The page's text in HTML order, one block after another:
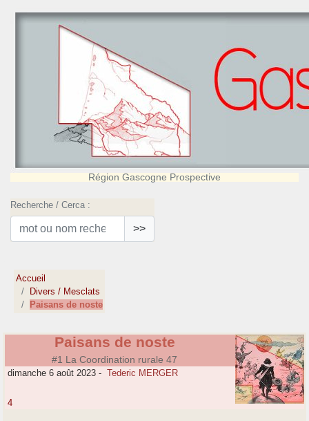
Région Gascogne Prospective
Recherche / Cerca :
>>
Accueil
Divers / Mesclats
Paisans de noste
Paisans de noste
#1 La Coordination rurale 47
dimanche 6 août 2023 - Tederic MERGER
4